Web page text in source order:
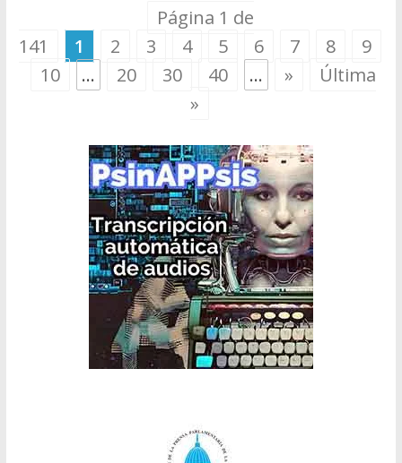
Página 1 de
141
1 2 3 4 5 6 7 8
9
10
... 20 30 40 ... »
Última
»